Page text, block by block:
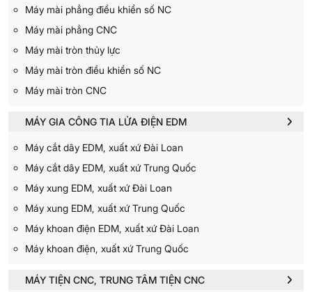
Máy mài phẳng điều khiển số NC
Máy mài phẳng CNC
Máy mài tròn thủy lực
Máy mài tròn điều khiển số NC
Máy mài tròn CNC
MÁY GIA CÔNG TIA LỬA ĐIỆN EDM
Máy cắt dây EDM, xuất xứ Đài Loan
Máy cắt dây EDM, xuất xứ Trung Quốc
Máy xung EDM, xuất xứ Đài Loan
Máy xung EDM, xuất xứ Trung Quốc
Máy khoan điện EDM, xuất xứ Đài Loan
Máy khoan điện, xuất xứ Trung Quốc
MÁY TIỆN CNC, TRUNG TÂM TIỆN CNC